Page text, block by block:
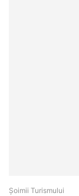
Șoimii Turismului